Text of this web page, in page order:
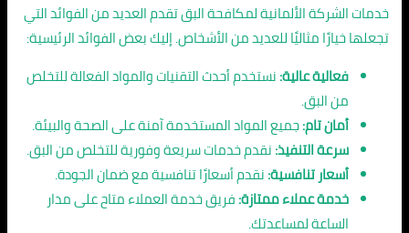
خدمات الشركة الألمانية لمكافحة البق تقدم العديد من الفوائد التي
تجعلها خيارًا مثاليًا للعديد من الأشخاص. إليك بعض الفوائد الرئيسية:
فعالية عالية:نستخدم أحدث التقنيات والمواد الفعالة للتخلص
من البق.
أمان تام:جميع المواد المستخدمة آمنة على الصحة والبيئة.
سرعة التنفيذ:نقدم خدمات سريعة وفورية للتخلص من البق.
أسعار تنافسية:نقدم أسعارًا تنافسية مع ضمان الجودة.
خدمة عملاء ممتازة:فريق خدمة العملاء متاح على مدار
الساعة لمساعدتك.